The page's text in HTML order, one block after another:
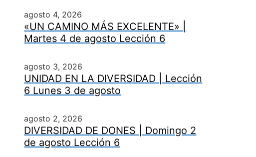
agosto 4, 2026
«UN CAMINO MÁS EXCELENTE» |
Martes 4 de agosto Lección 6
agosto 3, 2026
UNIDAD EN LA DIVERSIDAD | Lección
6 Lunes 3 de agosto
agosto 2, 2026
DIVERSIDAD DE DONES | Domingo 2
de agosto Lección 6